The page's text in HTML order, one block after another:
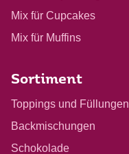
Mix für Cupcakes
Mix für Muffins
Sortiment
Toppings und Füllungen
Backmischungen
Schokolade